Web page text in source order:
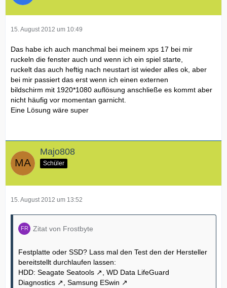
15. August 2012 um 10:49
Das habe ich auch manchmal bei meinem xps 17 bei mir
ruckeln die fenster auch und wenn ich ein spiel starte,
ruckelt das auch heftig nach neustart ist wieder alles ok, aber
bei mir passiert das erst wenn ich einen externen
bildschirm mit 1920*1080 auflösung anschließe es kommt aber
nicht häufig vor momentan garnicht.
Eine Lösung wäre super
Majo808
Schüler
15. August 2012 um 13:52
Zitat von Frostbyte
Festplatte oder SSD? Lass mal den Test den der Hersteller
bereitstellt durchlaufen lassen:
HDD: Seagate Seatools
WD Data LifeGuard
Diagnostics
Samsung ESwin